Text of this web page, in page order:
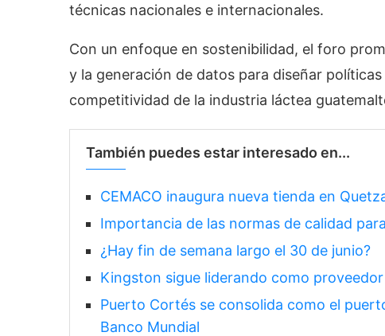
técnicas nacionales e internacionales.
Con un enfoque en sostenibilidad, el foro
y la generación de datos para diseñar
competitividad de la industria láctea
También puedes estar interesado en...
CEMACO inaugura nueva tienda en
Importancia de las normas de calidad
¿Hay fin de semana largo el 30 de junio?
Kingston sigue liderando como
Puerto Cortés se consolida como el
Banco Mundial